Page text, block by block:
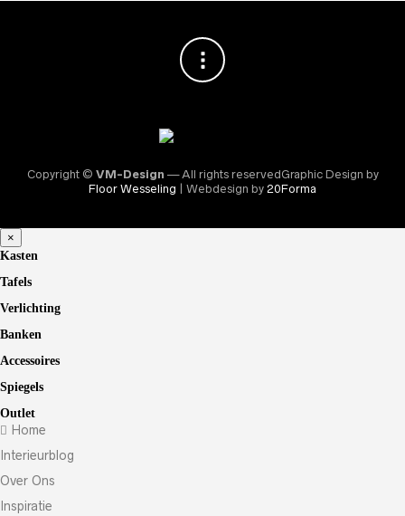
Copyright © VM-Design — All rights reservedGraphic Design by
Floor Wesseling | Webdesign by 20Forma
×
Kasten
Tafels
Verlichting
Banken
Accessoires
Spiegels
Outlet
Home
Interieurblog
Over Ons
Inspiratie